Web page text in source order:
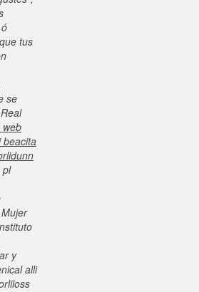
tus
se
web
beacita
pl
y
alli